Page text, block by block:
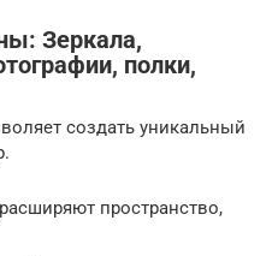
Зеркала,
полки,
создать уникальный
пространство,